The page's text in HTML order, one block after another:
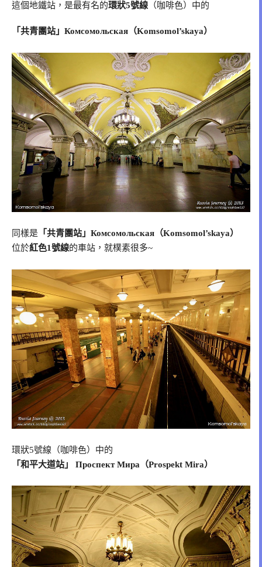
這個地鐵站，是最有名的環狀5號線 （咖啡色）中的
「共青團站」Комсомольская（Komsomol’skaya）
同樣是 「共青團站」Комсомольская（Komsomol’skaya）
位於紅色1號線的車站，就樸素很多~
環狀5號線（咖啡色）中的
「和平大道站」 Проспект Мира（Prospekt Mira）